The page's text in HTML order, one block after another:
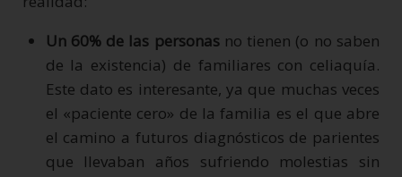
Un 60% de las personasno tienen (o no saben
de la existencia) de familiares con celiaquía.
Este dato es interesante, ya que muchas veces
el «paciente cero» de la familia es el que abre
el camino a futuros diagnósticos de parientes
que llevaban años sufriendo molestias sin